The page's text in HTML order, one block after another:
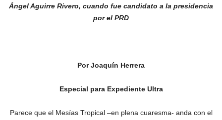
Ángel Aguirre Rivero, cuando fue candidato a la presidencia
por el PRD
Por Joaquín Herrera
Especial para Expediente Ultra
Parece que el Mesías Tropical –en plena cuaresma- anda con el